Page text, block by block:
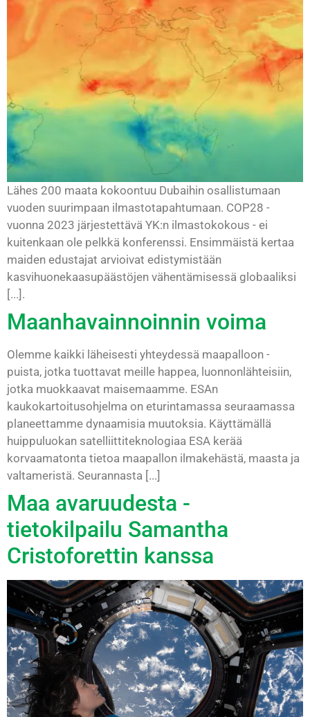
Lähes 200 maata kokoontuu Dubaihin osallistumaan
vuoden suurimpaan ilmastotapahtumaan. COP28 -
vuonna 2023 järjestettävä YK:n ilmastokokous - ei
kuitenkaan ole pelkkä konferenssi. Ensimmäistä kertaa
maiden edustajat arvioivat edistymistään
kasvihuonekaasupäästöjen vähentämisessä globaaliksi
[...].
Maanhavainnoinnin voima
Olemme kaikki läheisesti yhteydessä maapalloon -
puista, jotka tuottavat meille happea, luonnonlähteisiin,
jotka muokkaavat maisemaamme. ESAn
kaukokartoitusohjelma on eturintamassa seuraamassa
planeettamme dynaamisia muutoksia. Käyttämällä
huippuluokan satelliittiteknologiaa ESA kerää
korvaamatonta tietoa maapallon ilmakehästä, maasta ja
valtameristä. Seurannasta [...]
Maa avaruudesta -
tietokilpailu Samantha
Cristoforettin kanssa